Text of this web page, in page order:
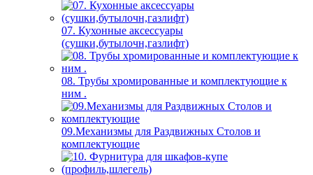
07. Кухонные аксессуары
(сушки,бутылочн,газлифт)
08. Трубы хромированные и комплектующие к
ним .
09.Механизмы для Раздвижных Столов и
комплектующие